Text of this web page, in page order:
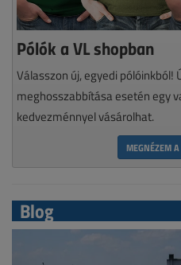
Pólók a VL shopban
Válasszon új, egyedi pólóinkból!
meghosszabbítása esetén egy
kedvezménnyel vásárolhat.
MEGNÉZEM
Blog